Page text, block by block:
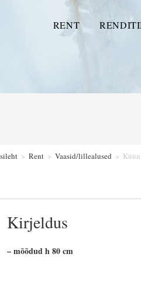
RENT
> Rent > Vaasid/lillealused >
Kirjeldus
– mõõdud h 80 cm